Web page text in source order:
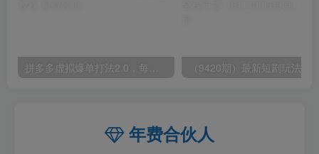
年费合伙人